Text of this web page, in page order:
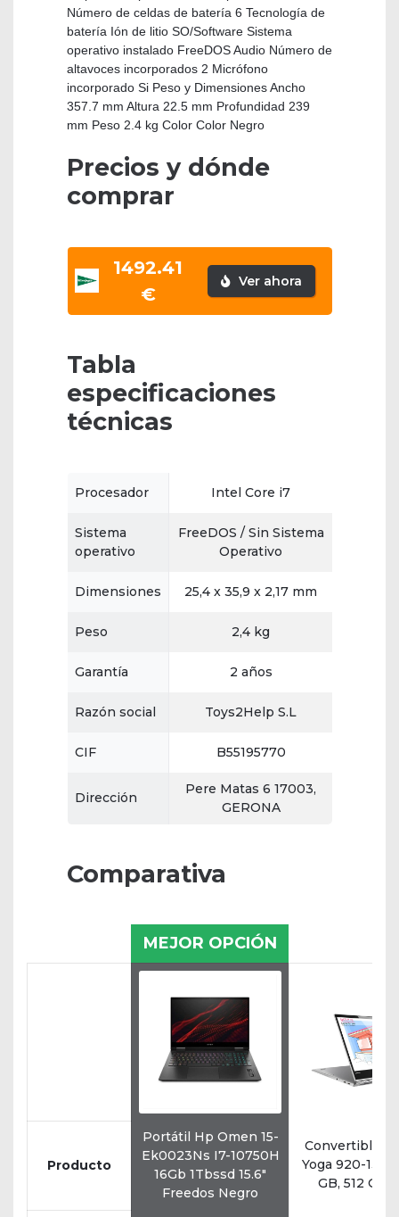
Número de celdas de batería 6 Tecnología de
batería Ión de litio SO/Software Sistema
operativo instalado FreeDOS Audio Número de
altavoces incorporados 2 Micrófono
incorporado Si Peso y Dimensiones Ancho
357.7 mm Altura 22.5 mm Profundidad 239
mm Peso 2.4 kg Color Color Negro
Precios y dónde
comprar
1492.41
€
Ver ahora
Tabla
especificaciones
técnicas
Procesador Intel Core i7
Sistema
operativo
FreeDOS / Sin Sistema
Operativo
Dimensiones 25,4 x 35,9 x 2,17 mm
Peso 2,4 kg
Garantía 2 años
Razón social Toys2Help S.L
CIF B55195770
Dirección
Pere Matas 6 17003,
GERONA
Comparativa
MEJOR OPCIÓN
Producto
Portátil Hp Omen 15-
Ek0023Ns I7-10750H
16Gb 1Tbssd 15.6"
Freedos Negro
Convertible
Yoga 920-
GB, 512 GB